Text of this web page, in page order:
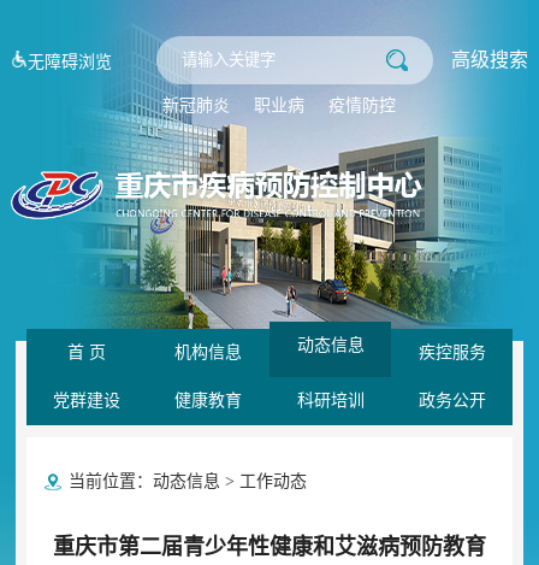
无障碍浏览 高级搜索
新冠肺炎 职业病 疫情防控
首 页 机构信息 动态信息 疾控服务
党群建设 健康教育 科研培训 政务公开
当前位置： 动态信息 > 工作动态
重庆市第二届青少年性健康和艾滋病预防教育